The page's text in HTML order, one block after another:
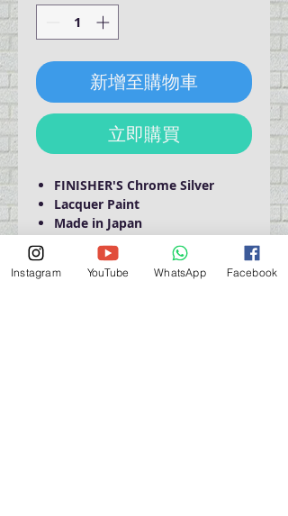
新增至購物車
立即購買
FINISHER'S Chrome Silver
Lacquer Paint
Made in Japan
Domestic Shipping Only
Instagram YouTube WhatsApp Facebook